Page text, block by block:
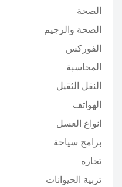
الصحة
الصحة والرجيم
الفوركس
المحاسبة
النقل الثقيل
الهواتف
انواع العسل
برامج سياحة
تجاره
تربية الحيوانات